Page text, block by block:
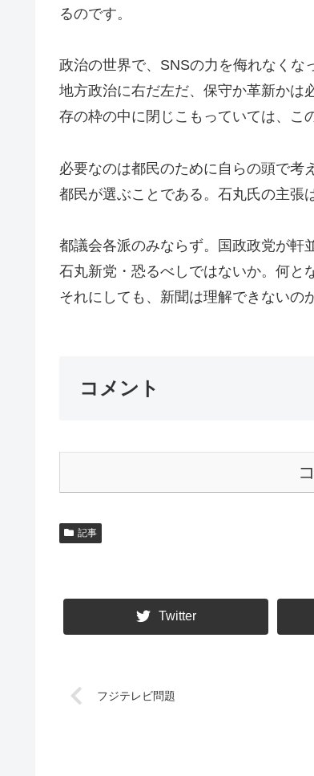
るのです。
政治の世界で、SNSの力を侮れなくな
地方政治に右だ左だ、保守か革新かは
存の枠の中に閉じこもっていては、こ
必要なのは都民のために自らの頭で考
都民が選ぶことである。石丸氏の主張
都議会各派のみならず。国政政党が軒
石丸新党・恐るべしではないか。何と
それにしても、新聞は理解できないの
コメント
記事
Twitter
フジテレビ問題